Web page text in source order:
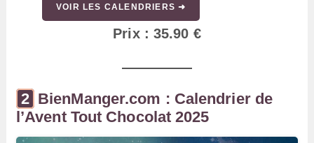
VOIR LES CALENDRIERS ➜
Prix : 35.90 €
BienManger.com : Calendrier de
l’Avent Tout Chocolat 2025